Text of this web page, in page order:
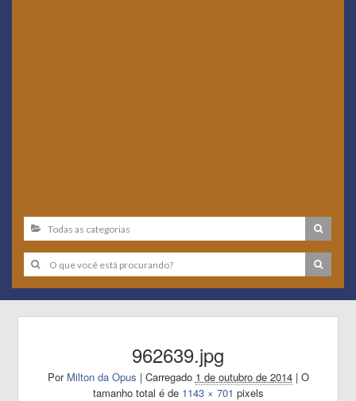
962639.jpg
Por Milton da Opus | Carregado 1 de outubro de 2014 |O
tamanho total é de 1143 × 701 pixels